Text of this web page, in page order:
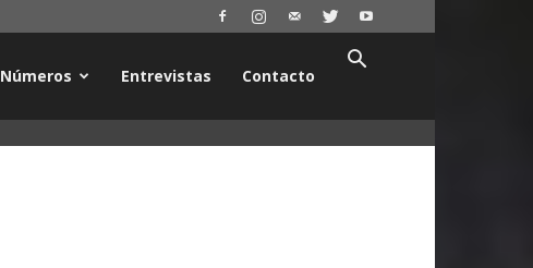
Números Entrevistas Contacto